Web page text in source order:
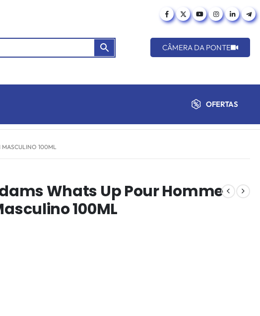
CÂMERA DA PONTE
OFERTAS
100ML
Whats Up Pour Homme
100ML